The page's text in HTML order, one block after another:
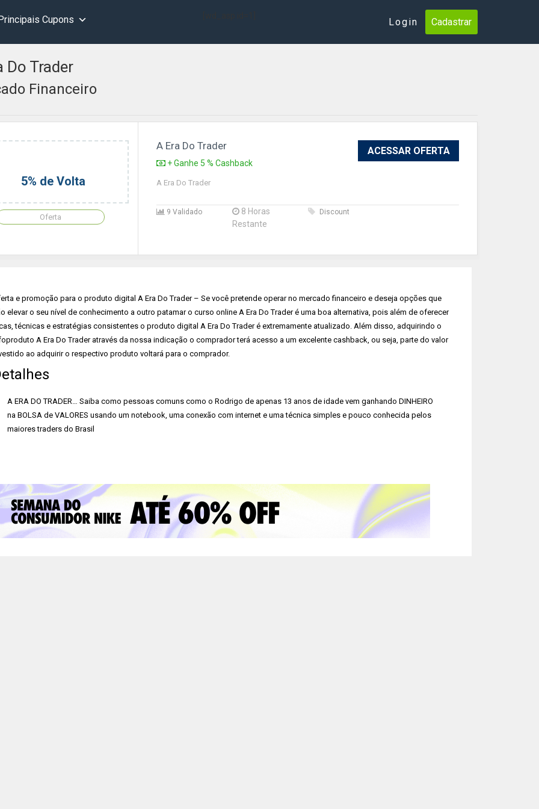
Cupons Login Cadastrar
Do Trader
Financeiro
5% de Volta
Oferta
A Era Do Trader
+ Ganhe 5 % Cashback
ACESSAR OFERTA
A Era Do Trader
9 Validado
8 Horas
Restante
Discount
e promoção para o produto digital A Era Do Trader – Se você pretende operar no mercado financeiro e deseja opções que
elevar o seu nível de conhecimento a outro patamar o curso online A Era Do Trader é uma boa alternativa, pois além de oferecer
técnicas e estratégias consistentes o produto digital A Era Do Trader é extremamente atualizado. Além disso, adquirindo o
A Era Do Trader através da nossa indicação o comprador terá acesso a um excelente cashback, ou seja, parte do valor
ao adquirir o respectivo produto voltará para o comprador.
A ERA DO TRADER… Saiba como pessoas comuns como o Rodrigo de apenas 13 anos de idade vem ganhando DINHEIRO
na BOLSA de VALORES usando um notebook, uma conexão com internet e uma técnica simples e pouco conhecida pelos
maiores traders do Brasil